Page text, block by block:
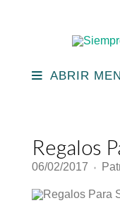
ABRIR
Regalos
06/02/2017 ♦